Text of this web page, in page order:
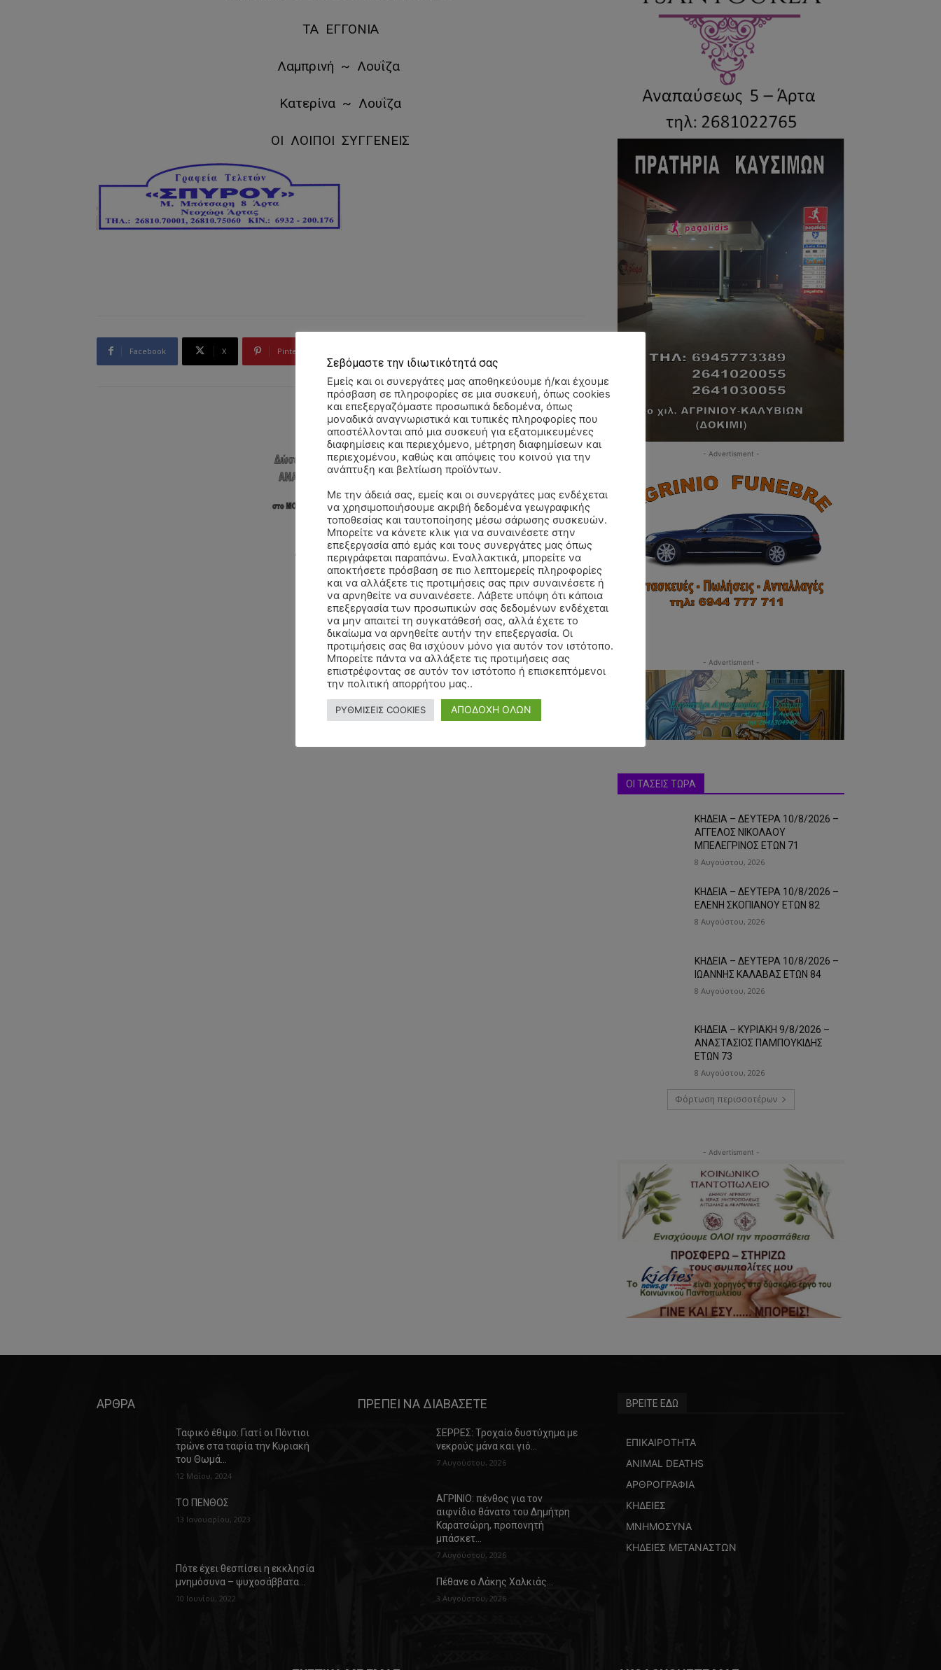
ΤΑ ΕΓΓΟΝΙΑ
Λαμπρινή ~ Λουΐζα
Κατερίνα ~ Λουΐζα
ΟΙ ΛΟΙΠΟΙ ΣΥΓΓΕΝΕΙΣ
Facebook X Pinterest
- Advertisment -
- Advertisment -
ΟΙ ΤΑΣΕΙΣ ΤΩΡΑ
ΚΗΔΕΙΑ – ΔΕΥΤΕΡΑ 10/8/2026 –
ΑΓΓΕΛΟΣ ΝΙΚΟΛΑΟΥ
ΜΠΕΛΕΓΡΙΝΟΣ ΕΤΩΝ 71
8 Αυγούστου, 2026
ΚΗΔΕΙΑ – ΔΕΥΤΕΡΑ 10/8/2026 –
ΕΛΕΝΗ ΣΚΟΠΙΑΝΟΥ ΕΤΩΝ 82
8 Αυγούστου, 2026
ΚΗΔΕΙΑ – ΔΕΥΤΕΡΑ 10/8/2026 –
ΙΩΑΝΝΗΣ ΚΑΛΑΒΑΣ ΕΤΩΝ 84
8 Αυγούστου, 2026
ΚΗΔΕΙΑ – ΚΥΡΙΑΚΗ 9/8/2026 –
ΑΝΑΣΤΑΣΙΟΣ ΠΑΜΠΟΥΚΙΔΗΣ
ΕΤΩΝ 73
8 Αυγούστου, 2026
Φόρτωση περισσοτέρων
- Advertisment -
ΑΡΘΡΑ
Ταφικό έθιμο: Γιατί οι Πόντιοι
τρώνε στα ταφία την Κυριακή
του Θωμά…
12 Μαΐου, 2024
ΤΟ ΠΕΝΘΟΣ
13 Ιανουαρίου, 2023
Πότε έχει θεσπίσει η εκκλησία
μνημόσυνα – ψυχοσάββατα…
10 Ιουνίου, 2022
ΠΡΕΠΕΙ ΝΑ ΔΙΑΒΑΣΕΤΕ
ΣΕΡΡΕΣ: Τροχαίο δυστύχημα με
νεκρούς μάνα και γιό…
7 Αυγούστου, 2026
ΑΓΡΙΝΙΟ: πένθος για τον
αιφνίδιο θάνατο του Δημήτρη
Καρατσώρη, προπονητή
μπάσκετ…
7 Αυγούστου, 2026
Πέθανε ο Λάκης Χαλκιάς…
3 Αυγούστου, 2026
ΒΡΕΙΤΕ ΕΔΩ
ΕΠΙΚΑΙΡΟΤΗΤΑ
ANIMAL DEATHS
ΑΡΘΡΟΓΡΑΦΙΑ
ΚΗΔΕΙΕΣ
ΜΝΗΜΟΣΥΝΑ
ΚΗΔΕΙΕΣ ΜΕΤΑΝΑΣΤΩΝ
Σεβόμαστε την ιδιωτικότητά σας
Εμείς και οι συνεργάτες μας αποθηκεύουμε ή/και έχουμε
πρόσβαση σε πληροφορίες σε μια συσκευή, όπως cookies
και επεξεργαζόμαστε προσωπικά δεδομένα, όπως
μοναδικά αναγνωριστικά και τυπικές πληροφορίες που
αποστέλλονται από μια συσκευή για εξατομικευμένες
διαφημίσεις και περιεχόμενο, μέτρηση διαφημίσεων και
περιεχομένου, καθώς και απόψεις του κοινού για την
ανάπτυξη και βελτίωση προϊόντων.
Με την άδειά σας, εμείς και οι συνεργάτες μας ενδέχεται
να χρησιμοποιήσουμε ακριβή δεδομένα γεωγραφικής
τοποθεσίας και ταυτοποίησης μέσω σάρωσης συσκευών.
Μπορείτε να κάνετε κλικ για να συναινέσετε στην
επεξεργασία από εμάς και τους συνεργάτες μας όπως
περιγράφεται παραπάνω. Εναλλακτικά, μπορείτε να
αποκτήσετε πρόσβαση σε πιο λεπτομερείς πληροφορίες
και να αλλάξετε τις προτιμήσεις σας πριν συναινέσετε ή
να αρνηθείτε να συναινέσετε. Λάβετε υπόψη ότι κάποια
επεξεργασία των προσωπικών σας δεδομένων ενδέχεται
να μην απαιτεί τη συγκατάθεσή σας, αλλά έχετε το
δικαίωμα να αρνηθείτε αυτήν την επεξεργασία. Οι
προτιμήσεις σας θα ισχύουν μόνο για αυτόν τον ιστότοπο.
Μπορείτε πάντα να αλλάξετε τις προτιμήσεις σας
επιστρέφοντας σε αυτόν τον ιστότοπο ή επισκεπτόμενοι
την πολιτική απορρήτου μας..
ΡΥΘΜΙΣΕΙΣ COOKIES ΑΠΟΔΟΧΗ ΟΛΩΝ